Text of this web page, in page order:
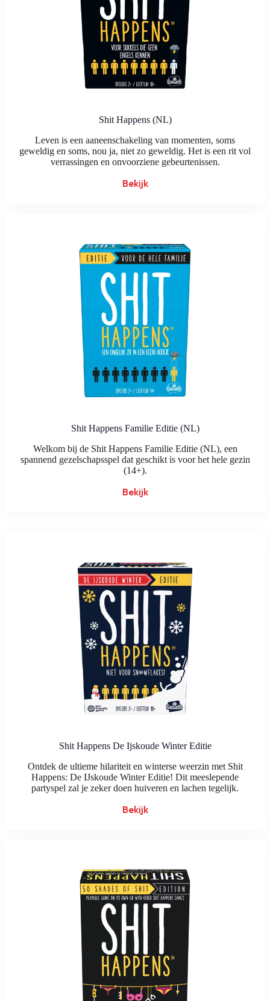
Shit Happens (NL)
Leven is een aaneenschakeling van momenten, soms
geweldig en soms, nou ja, niet zo geweldig. Het is een rit vol
verrassingen en onvoorziene gebeurtenissen.
Bekijk
Shit Happens Familie Editie (NL)
Welkom bij de Shit Happens Familie Editie (NL), een
spannend gezelschapsspel dat geschikt is voor het hele gezin
(14+).
Bekijk
Shit Happens De Ijskoude Winter Editie
Ontdek de ultieme hilariteit en winterse weerzin met Shit
Happens: De IJskoude Winter Editie! Dit meeslepende
partyspel zal je zeker doen huiveren en lachen tegelijk.
Bekijk